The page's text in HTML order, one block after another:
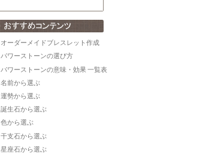
オーダーメイドブレスレット作成
パワーストーンの選び方
パワーストーンの意味・効果 一覧表
名前から選ぶ
運勢から選ぶ
誕生石から選ぶ
色から選ぶ
干支石から選ぶ
星座石から選ぶ